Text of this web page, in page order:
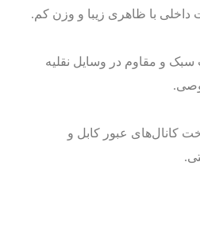
با ظاهری زیبا و وزن کم.
و مقاوم در وسایل نقلیه
کانال‌های عبور کابل و